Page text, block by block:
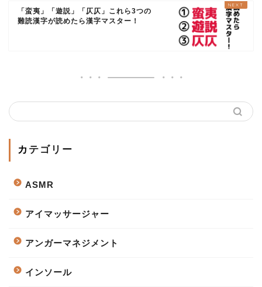
「蛮夷」「遊説」「仄仄」これら3つの
難読漢字が読めたら漢字マスター！
カテゴリー
ASMR
アイマッサージャー
アンガーマネジメント
インソール